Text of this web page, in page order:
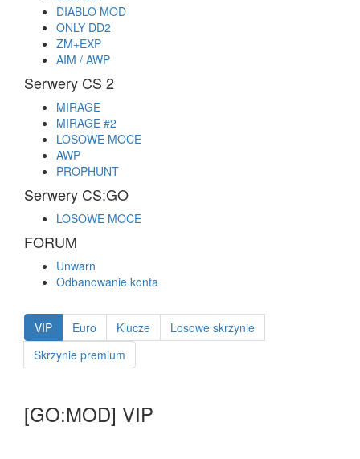
DIABLO MOD
ONLY DD2
ZM+EXP
AIM / AWP
Serwery CS 2
MIRAGE
MIRAGE #2
LOSOWE MOCE
AWP
PROPHUNT
Serwery CS:GO
LOSOWE MOCE
FORUM
Unwarn
Odbanowanie konta
VIP Euro Klucze
Losowe skrzynie
Skrzynie premium
[GO:MOD] VIP